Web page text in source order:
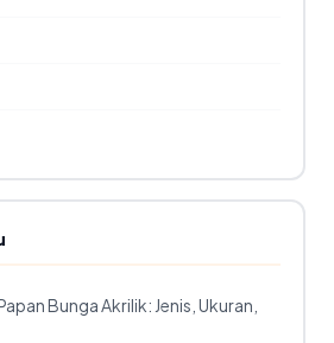
Bunga Akrilik: Jenis, Ukuran,